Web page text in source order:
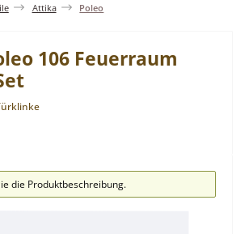
Attika Poleo
106 Feuerraum
die Produktbeschreibung.